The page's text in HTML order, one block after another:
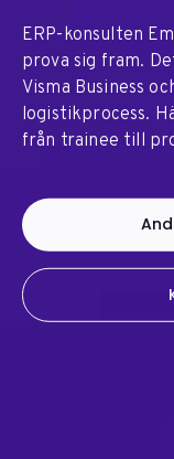
ERP-konsulten
prova sig fram.
Visma Business
logistikprocess.
från trainee till